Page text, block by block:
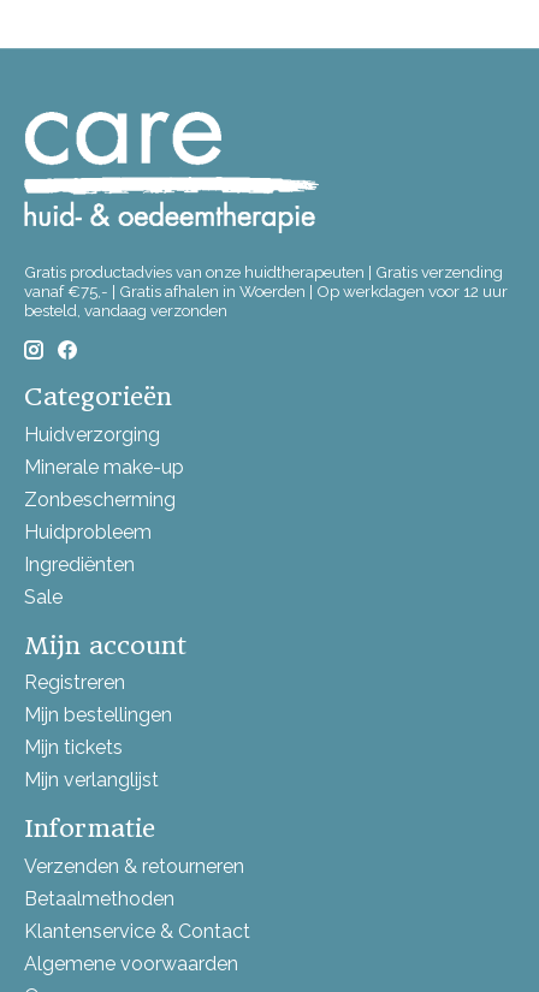
Gratis productadvies van onze huidtherapeuten | Gratis verzending
vanaf €75,- | Gratis afhalen in Woerden | Op werkdagen voor 12 uur
besteld, vandaag verzonden
Categorieën
Huidverzorging
Minerale make-up
Zonbescherming
Huidprobleem
Ingrediënten
Sale
Mijn account
Registreren
Mijn bestellingen
Mijn tickets
Mijn verlanglijst
Informatie
Verzenden & retourneren
Betaalmethoden
Klantenservice & Contact
Algemene voorwaarden